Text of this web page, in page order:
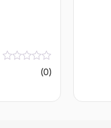
אין
ביקורות
(0)